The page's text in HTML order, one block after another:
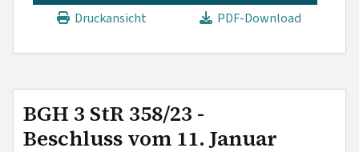
Druckansicht
PDF-Download
BGH 3 StR 358/23 -
Beschluss vom 11. Januar